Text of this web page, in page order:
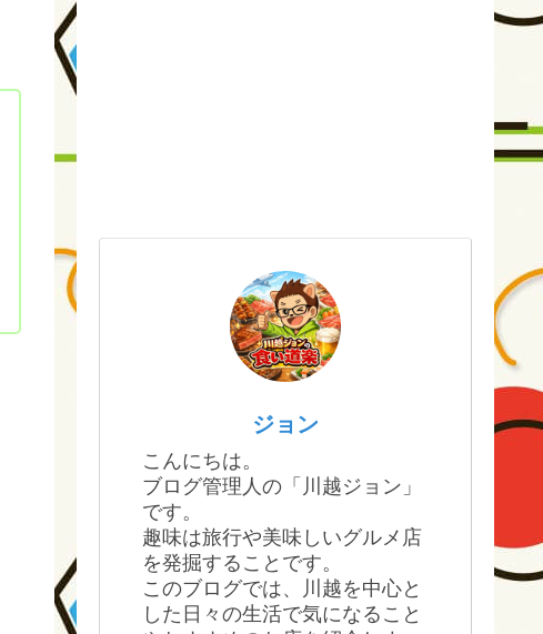
ジョン
こんにちは。
ブログ管理人の「川越ジョン」
です。
趣味は旅行や美味しいグルメ店
を発掘することです。
このブログでは、川越を中心と
した日々の生活で気になること